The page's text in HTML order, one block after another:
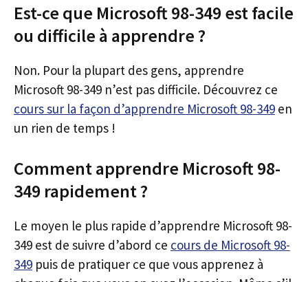
Est-ce que Microsoft 98-349 est facile
ou difficile à apprendre ?
Non. Pour la plupart des gens, apprendre
Microsoft 98-349 n’est pas difficile. Découvrez ce
cours sur la façon d’apprendre Microsoft 98-349 en
un rien de temps !
Comment apprendre Microsoft 98-
349 rapidement ?
Le moyen le plus rapide d’apprendre Microsoft 98-
349 est de suivre d’abord ce cours de Microsoft 98-
349 puis de pratiquer ce que vous apprenez à